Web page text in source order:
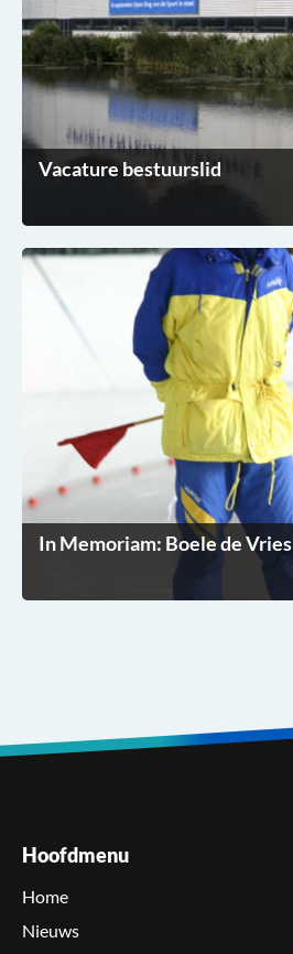
Vacature bestuurslid
In Memoriam: Boele de Vries
Hoofdmenu
Home
Nieuws